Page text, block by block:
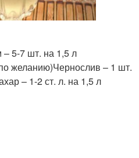
Алкогольный квас
5-7 шт. на 1,5 л
желанию)Чернослив – 1 шт.
– 1-2 ст. л. на 1,5 л